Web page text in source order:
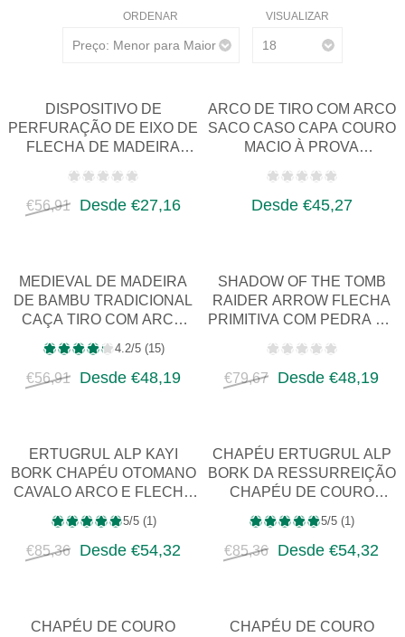
ORDENAR VISUALIZAR
DISPOSITIVO DE
PERFURAÇÃO DE EIXO DE
FLECHA DE MADEIRA
PONTA DE AGULH…
€56,91
Desde €27,16
ARCO DE TIRO COM ARCO
SACO CASO CAPA COURO
MACIO À PROVA
RECURVO TRADICI…
Desde €45,27
MEDIEVAL DE MADEIRA
DE BAMBU TRADICIONAL
CAÇA TIRO COM ARCO
LONGBOW A…
4.2/5 (15)
€56,91 Desde €48,19
SHADOW OF THE TOMB
RAIDER ARROW FLECHA
PRIMITIVA COM PEDRA DE
COSPLAY
€79,67
Desde €48,19
ERTUGRUL ALP KAYI
BORK CHAPÉU OTOMANO
CAVALO ARCO E FLECHA
FANTASIA MEDIE…
5/5 (1)
€85,36 Desde €54,32
CHAPÉU ERTUGRUL ALP
BORK DA RESSURREIÇÃO
CHAPÉU DE COURO
E ARCO E FLE…
5/5 (1)
€85,36 Desde €54,32
CHAPÉU DE COURO
CHAPÉU DE COURO